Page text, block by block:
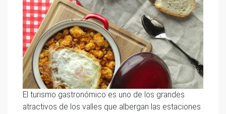
El turismo gastronómico es uno de los grandes
atractivos de los valles que albergan las estaciones